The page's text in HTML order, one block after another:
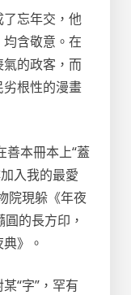
忘年交，他
含敬意。在
的政客，而
根性的漫畫
善本冊本上“蓋
入我的最愛
院現躲《年夜
的長方印，
》。
“字”，罕有